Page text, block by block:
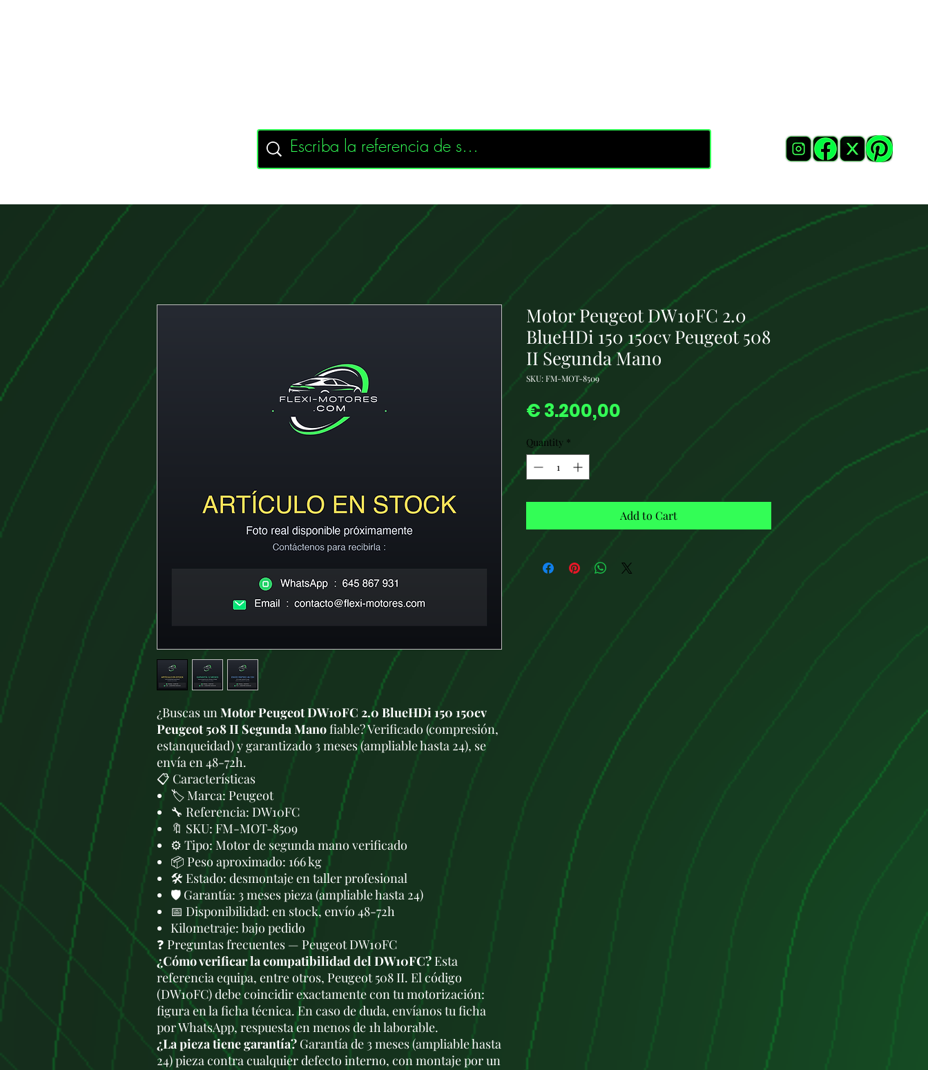
¿Buscas unMotor Peugeot DW10FC 2.0 BlueHDi 150 150cv
Peugeot 508 II Segunda Manofiable? Verificado (compresión,
estanqueidad) y garantizado 3 meses (ampliable hasta 24), se
envía en 48-72h.
📋 Características
🏷️ Marca: Peugeot
🔧 Referencia: DW10FC
🔖 SKU: FM-MOT-8509
⚙️ Tipo: Motor de segunda mano verificado
📦 Peso aproximado: 166 kg
🛠 Estado: desmontaje en taller profesional
🛡️ Garantía: 3 meses pieza (ampliable hasta 24)
📅 Disponibilidad: en stock, envío 48-72h
Kilometraje: bajo pedido
❓ Preguntas frecuentes — Peugeot DW10FC
¿Cómo verificar la compatibilidad del DW10FC? Esta
referencia equipa, entre otros, Peugeot 508 II. El código
(DW10FC) debe coincidir exactamente con tu motorización:
figura en la ficha técnica. En caso de duda, envíanos tu ficha
por WhatsApp, respuesta en menos de 1h laborable.
¿La pieza tiene garantía? Garantía de 3 meses (ampliable hasta
24) pieza contra cualquier defecto interno, con montaje por un
Motor Peugeot DW10FC 2.0
BlueHDi 150 150cv Peugeot 508
II Segunda Mano
SKU: FM-MOT-8509
€ 3.200,00
Quantity *
Add to Cart